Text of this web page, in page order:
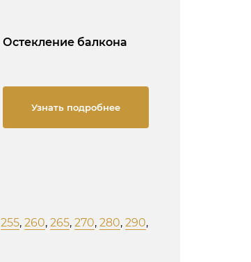
Остекление балкона
Узнать подробнее
255, 260, 265, 270, 280, 290,